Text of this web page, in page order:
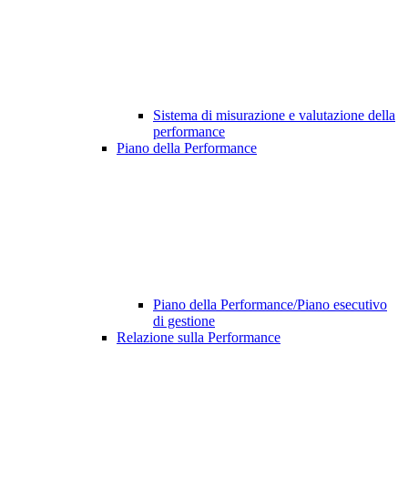
Sistema di misurazione e valutazione della
performance
Piano della Performance
Piano della Performance/Piano esecutivo
di gestione
Relazione sulla Performance